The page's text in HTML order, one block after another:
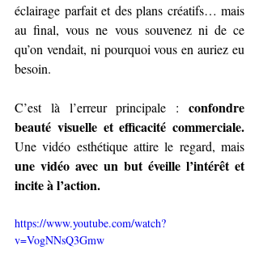
éclairage parfait et des plans créatifs… mais
au final, vous ne vous souvenez ni de ce
qu’on vendait, ni pourquoi vous en auriez eu
besoin.
C’est là l’erreur principale : confondre
beauté visuelle et efficacité commerciale.
une vidéo avec un but éveille l’intérêt et
incite à l’action.
https://www.youtube.com/watch?
v=VogNNsQ3Gmw